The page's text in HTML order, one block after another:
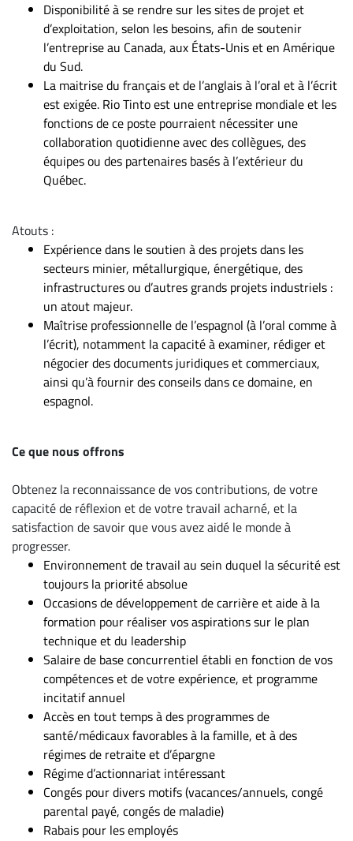
Disponibilité à se rendre sur les sites de projet et
d’exploitation, selon les besoins, afin de soutenir
l’entreprise au Canada, aux États-Unis et en Amérique
du Sud.
La maitrise du français et de l’anglais à l’oral et à l’écrit
est exigée. Rio Tinto est une entreprise mondiale et les
fonctions de ce poste pourraient nécessiter une
collaboration quotidienne avec des collègues, des
équipes ou des partenaires basés à l’extérieur du
Québec.
Atouts :
Expérience dans le soutien à des projets dans les
secteurs minier, métallurgique, énergétique, des
infrastructures ou d’autres grands projets industriels :
un atout majeur.
Maîtrise professionnelle de l’espagnol (à l’oral comme à
l’écrit), notamment la capacité à examiner, rédiger et
négocier des documents juridiques et commerciaux,
ainsi qu’à fournir des conseils dans ce domaine, en
espagnol.
Ce que nous offrons
Obtenez la reconnaissance de vos contributions, de votre
capacité de réflexion et de votre travail acharné, et la
satisfaction de savoir que vous avez aidé le monde à
progresser.
Environnement de travail au sein duquel la sécurité est
toujours la priorité absolue
Occasions de développement de carrière et aide à la
formation pour réaliser vos aspirations sur le plan
technique et du leadership
Salaire de base concurrentiel établi en fonction de vos
compétences et de votre expérience, et programme
incitatif annuel
Accès en tout temps à des programmes de
santé/médicaux favorables à la famille, et à des
régimes de retraite et d’épargne
Régime d’actionnariat intéressant
Congés pour divers motifs (vacances/annuels, congé
parental payé, congés de maladie)
Rabais pour les employés